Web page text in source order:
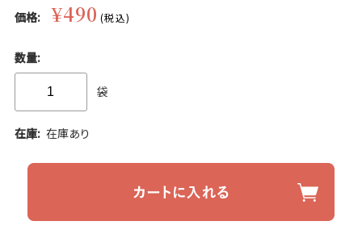
価格: ¥490 (税込)
数量:
袋
在庫: 在庫あり